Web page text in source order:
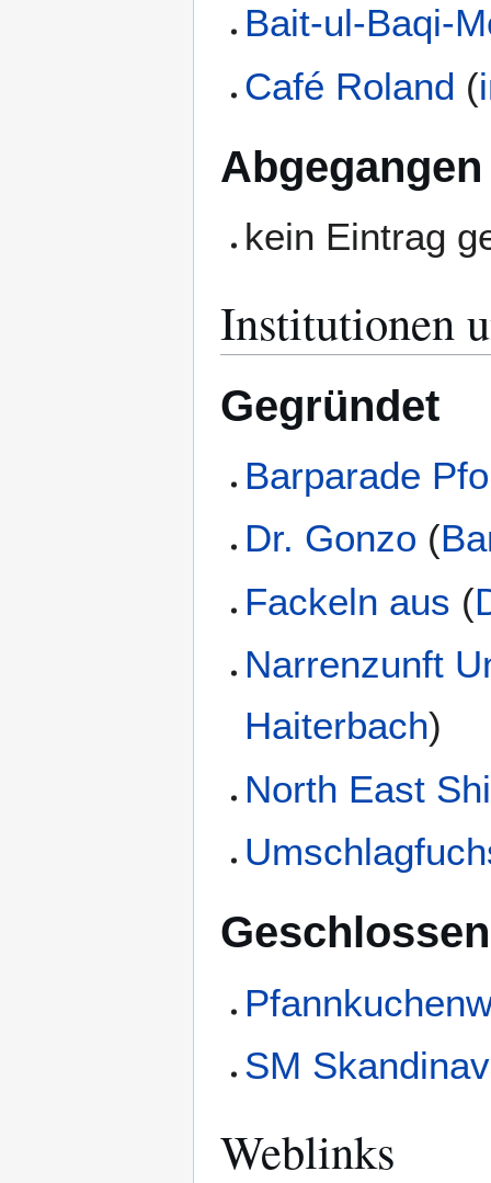
Bait-ul-Baqi-
Café Roland (
Abgegangen
kein Eintrag
Institutionen
Gegründet
Barparade
Dr. Gonzo (
Fackeln aus (
Narrenzunft
Haiterbach)
North East
Geschlossen
SM
Weblinks